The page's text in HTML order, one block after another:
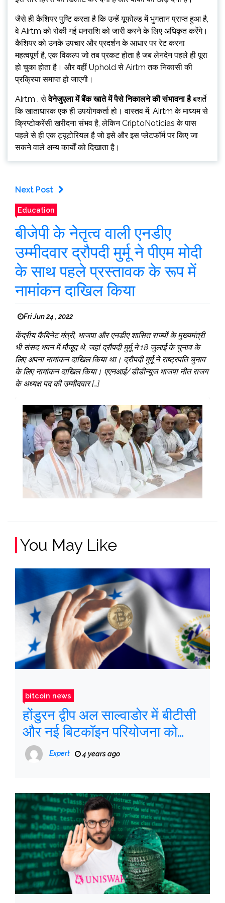
जैसे ही कैशियर पुष्टि करता है कि उन्हें यूफोल्ड में भुगतान प्राप्त हुआ है,
वे Airtm को रोकी गई धनराशि को जारी करने के लिए अधिकृत करेंगे।
कैशियर को उनके उपचार और प्रदर्शन के आधार पर रेट करना
महत्वपूर्ण है, एक विकल्प जो तब प्रकट होता है जब लेनदेन पहले ही पूरा
हो चुका होता है। और वहीं Uphold से Airtm तक निकासी की
प्रक्रिया समाप्त हो जाएगी।
Airtm . सेवेनेजुएला में बैंक खाते में पैसे निकालने की संभावना हैबशर्ते
कि खाताधारक एक ही उपयोगकर्ता हो। वास्तव में, Airtm के माध्यम से
क्रिप्टोकरेंसी खरीदना संभव है, लेकिन CriptoNoticias के पास
पहले से ही एक ट्यूटोरियल है जो इसे और इस प्लेटफॉर्म पर किए जा
सकने वाले अन्य कार्यों को दिखाता है।
Next Post
Education
बीजेपी के नेतृत्व वाली एनडीए
उम्मीदवार द्रौपदी मुर्मू ने पीएम मोदी
के साथ पहले प्रस्तावक के रूप में
नामांकन दाखिल किया
Fri Jun 24 , 2022
केंद्रीय कैबिनेट मंत्री, भाजपा और एनडीए शासित राज्यों के मुख्यमंत्री
भी संसद भवन में मौजूद थे, जहां द्रौपदी मुर्मू ने 18 जुलाई के चुनाव के
लिए अपना नामांकन दाखिल किया था। द्रौपदी मुर्मू ने राष्ट्रपति चुनाव
के लिए नामांकन दाखिल किया। एएनआई/डीडीन्यूज भाजपा नीत राजग
के अध्यक्ष पद की उम्मीदवार […]
You May Like
bitcoin news
होंडुरन द्वीप अल साल्वाडोर में बीटीसी
और नई बिटकॉइन परियोजना को
स्वीकार करता है
Expert 4 years ago